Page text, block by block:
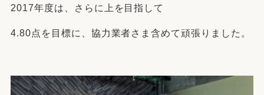
2017年度は、さらに上を目指して
4.80点を目標に、協力業者さま含めて頑張りました。